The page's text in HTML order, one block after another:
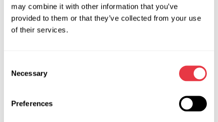
may combine it with other information that you’ve
provided to them or that they’ve collected from your use
of their services.
Selection
Necessary
Preferences